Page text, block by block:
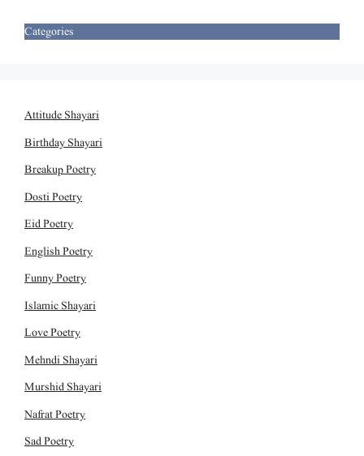
Categories
Attitude Shayari
Birthday Shayari
Breakup Poetry
Dosti Poetry
Eid Poetry
English Poetry
Funny Poetry
Islamic Shayari
Love Poetry
Mehndi Shayari
Murshid Shayari
Nafrat Poetry
Sad Poetry